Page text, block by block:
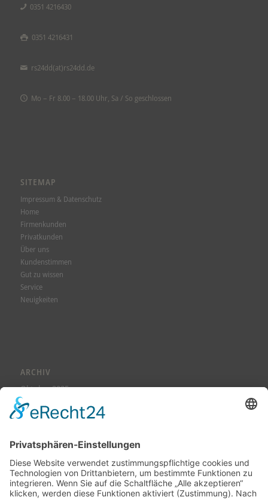
0351 4216430
0351 4216431
rs24dd(at)rs24dd.de
Mo – Fr 8.00 – 18.00 Uhr, Sa / So geschlossen
SITEMAP
Impressum & Datenschutz
Home
Firmenkunden
Privatkunden
Über uns
Kundenstimmen
Gut zu wissen
Service
Neuigkeiten
ARCHIV
Oktober 2025
August 2025
Juli 2025
Mai 2025
April 2025
März 2025